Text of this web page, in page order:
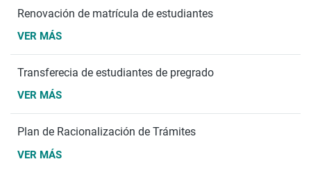
Renovación de matrícula de estudiantes
VER MÁS
Transferecia de estudiantes de pregrado
VER MÁS
Plan de Racionalización de Trámites
VER MÁS